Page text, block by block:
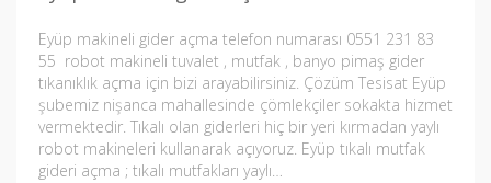
Eyüp makineli gider açma telefon numarası 0551 231 83
55 robot makineli tuvalet , mutfak , banyo pimaş gider
tıkanıklık açma için bizi arayabilirsiniz. Çözüm Tesisat Eyüp
şubemiz nişanca mahallesinde çömlekçiler sokakta hizmet
vermektedir. Tıkalı olan giderleri hiç bir yeri kırmadan yaylı
robot makineleri kullanarak açıyoruz. Eyüp tıkalı mutfak
gideri açma ; tıkalı mutfakları yaylı…